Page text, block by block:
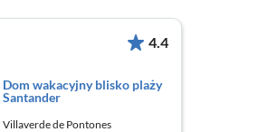
4.4
Dom wakacyjny blisko plaży
Santander
Villaverde de Pontones